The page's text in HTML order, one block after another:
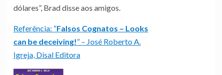
dólares”, Brad disse aos amigos.
Referência: “Falsos Cognatos – Looks
can be deceiving!” – José Roberto A.
Igreja, Disal Editora